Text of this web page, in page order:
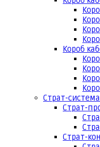
Короб
Страт-система
Страт-
Страт-